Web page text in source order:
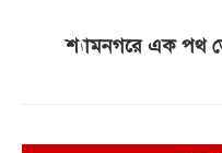
শ্যামনগরে এক পথ